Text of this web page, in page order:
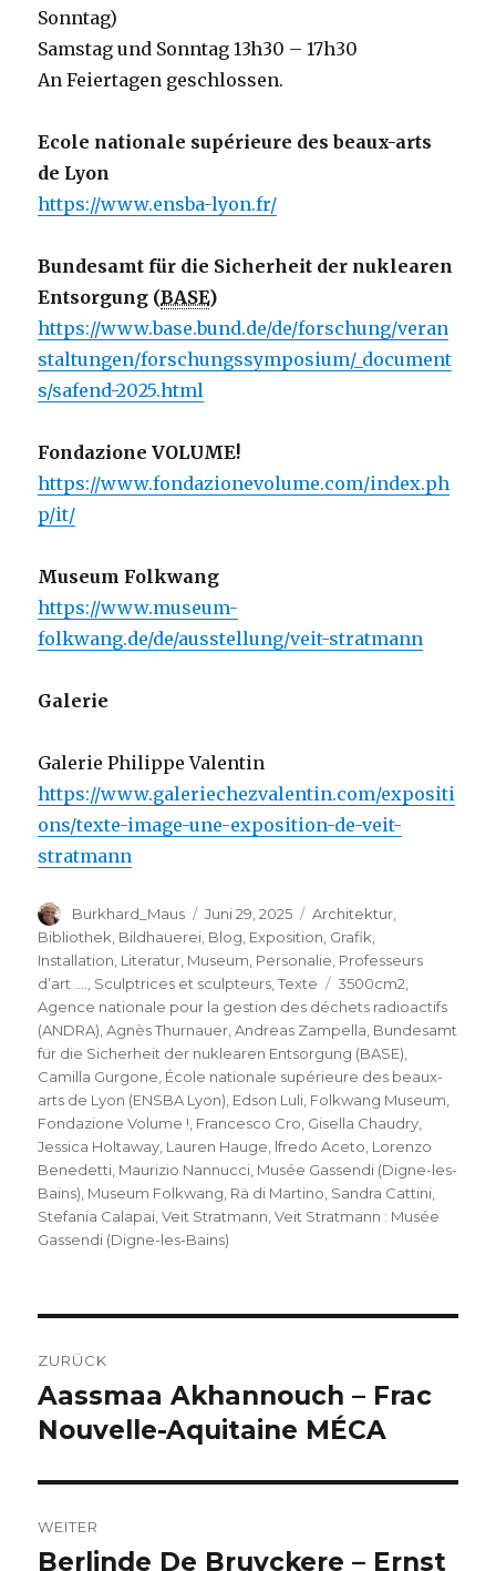
Sonntag)
Samstag und Sonntag 13h30 – 17h30
An Feiertagen geschlossen.
Ecole nationale supérieure des beaux-arts
de Lyon
https://www.ensba-lyon.fr/
Bundesamt für die Sicherheit der nuklearen
Entsorgung (BASE)
https://www.base.bund.de/de/forschung/veran
staltungen/forschungssymposium/_document
s/safend-2025.html
Fondazione VOLUME!
https://www.fondazionevolume.com/index.ph
p/it/
Museum Folkwang
https://www.museum-
folkwang.de/de/ausstellung/veit-stratmann
Galerie
Galerie Philippe Valentin
https://www.galeriechezvalentin.com/expositi
ons/texte-image-une-exposition-de-veit-
stratmann
Autor
Burkhard_Maus
Veröffentlicht
am
Juni 29, 2025 Kategorien
Architektur,
Bibliothek, Bildhauerei, Blog, Exposition, Grafik,
Installation, Literatur, Museum, Personalie, Professeurs
d’art …., Sculptrices et sculpteurs,Texte Schlagwörter
3500cm2,
Agence nationale pour la gestion des déchets radioactifs
(ANDRA),Agnès Thurnauer,Andreas Zampella, Bundesamt
für die Sicherheit der nuklearen Entsorgung (BASE),
Camilla Gurgone, École nationale supérieure des beaux-
arts de Lyon (ENSBA Lyon), Edson Luli, Folkwang Museum,
Fondazione Volume !, Francesco Cro, Gisella Chaudry,
Jessica Holtaway, Lauren Hauge, lfredo Aceto, Lorenzo
Benedetti, Maurizio Nannucci, Musée Gassendi (Digne-les-
Bains), Museum Folkwang, Rä di Martino, Sandra Cattini,
Stefania Calapai,Veit Stratmann,Veit Stratmann : Musée
Gassendi (Digne-les-Bains)
ZURÜCK
Vorheriger
Beitrag:
Aassmaa Akhannouch – Frac
Nouvelle-Aquitaine MÉCA
WEITER
Nächster
Berlinde De Bruyckere – Ernst